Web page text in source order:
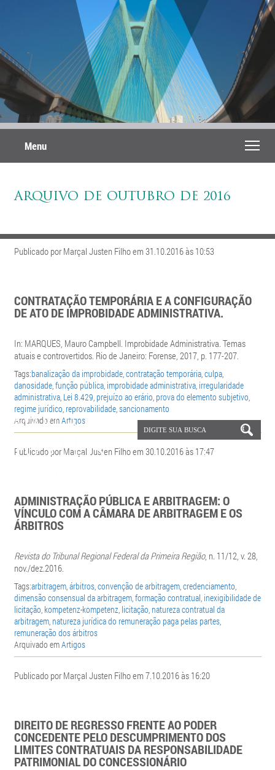
Menu
ARQUIVO DE OUTUBRO DE 2016
Publicado por Marçal Justen Filho em 31.10.2016 às 10:53
CONTRATAÇÃO TEMPORÁRIA E A CONFIGURAÇÃO
DE ATO DE IMPROBIDADE ADMINISTRATIVA.
In: MARQUES, Mauro Campbell. Improbidade Administrativa. Temas
atuais e controvertidos. Rio de Janeiro: Forense, 2017, p. 177-207.
Tags:banalização da improbidade,contratação temporária,culpa,
danosidade,função pública, improbidade administrativa, irregularidade
administrativa, Lei 8.429, prejuízo ao erário, prova do elemento subjetivo,
regime jurídico, reprovabilidade,sancionamento
Arquivado emArtigos
Publicado por Marçal Justen Filho em 30.10.2016 às 17:47
ADMINISTRAÇÃO PÚBLICA E ARBITRAGEM: O
VÍNCULO COM A CÂMARA DE ARBITRAGEM E OS
ÁRBITROS
Revista do Tribunal Regional Federal da Primeira Região, n. 11/12, v. 28,
nov./dez.2016.
Tags:arbitragem,árbitros,convenção de arbitragem,credenciamento,
dimensão consensual da arbitragem,formação contratual, inexigibilidade de
licitação, kompetenz-kompetenz, licitação, natureza contratual da
arbitragem, natureza jurídica do remuneração paga pelas partes,
remuneração dos árbitros
Arquivado emArtigos
Publicado por Marçal Justen Filho em 7.10.2016 às 16:20
DIREITO DE REGRESSO FRENTE AO PODER
CONCEDENTE PELO DESCUMPRIMENTO DOS
LIMITES CONTRATUAIS DA RESPONSABILIDADE
PATRIMONIAL DO CONCESSIONÁRIO